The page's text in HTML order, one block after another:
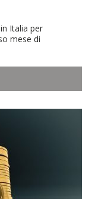
Italia per
mese di